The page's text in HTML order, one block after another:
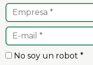
No soy un robot *